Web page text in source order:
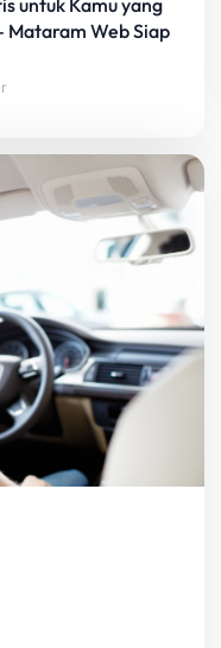
untuk Kamu yang
Mataram Web Siap